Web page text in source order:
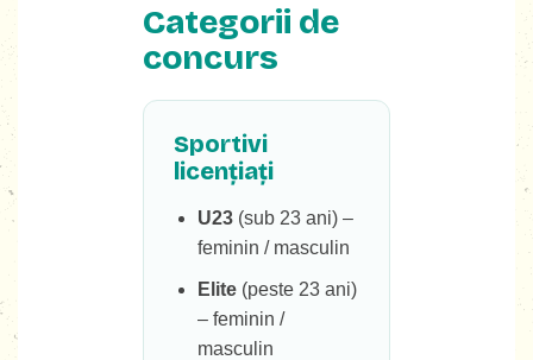
Categorii de
concurs
Sportivi
licențiați
U23 (sub 23 ani) –
feminin / masculin
Elite (peste 23 ani)
– feminin /
masculin